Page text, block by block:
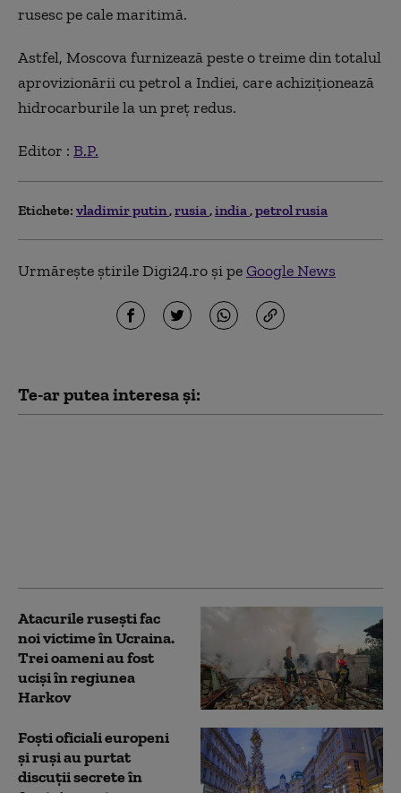
rusesc pe cale maritimă.
Astfel, Moscova furnizează peste o treime din totalul
aprovizionării cu petrol a Indiei, care achiziţionează
hidrocarburile la un preţ redus.
Editor : B.P.
Etichete: vladimir putin rusia india petrol rusia
Urmărește știrile Digi24.ro și peGoogle News
Te-ar putea interesa și:
Atacurile rusești fac
noi victime în Ucraina.
Trei oameni au fost
uciși în regiunea
Harkov
Foști oficiali europeni
și ruși au purtat
discuții secrete în